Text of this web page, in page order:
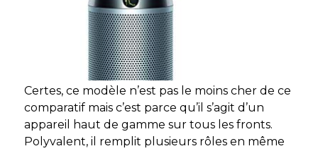
Certes, ce modèle n’est pas le moins cher de ce
comparatif mais c’est parce qu’il s’agit d’un
appareil haut de gamme sur tous les fronts.
Polyvalent, il remplit plusieurs rôles en même